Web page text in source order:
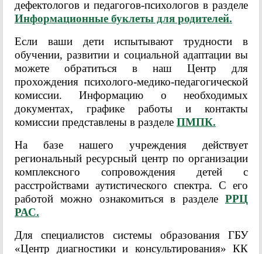
дефектологов и педагогов-психологов в разделе
Информационные буклеты для родителей.
Если ваши дети испытывают трудности в
обучении, развитии и социальной адаптации вы
можете обратиться в наш Центр для
прохождения психолого-медико-педагогической
комиссии. Информацию о необходимых
документах, графике работы и контакты
комиссии представлены в разделе ПМПК.
На базе нашего учреждения действует
региональный ресурсный центр по организации
комплексного сопровождения детей с
расстройствами аутистического спектра. С его
работой можно ознакомиться в разделе РРЦ
РАС.
Для специалистов системы образования ГБУ
«Центр диагностики и консультирования» КК